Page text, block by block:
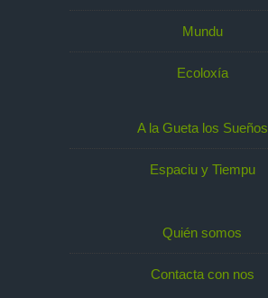
Mundu
Ecoloxía
A la Gueta los Sueños
Espaciu y Tiempu
Quién somos
Contacta con nos